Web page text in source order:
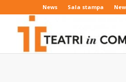
News Sala stampa